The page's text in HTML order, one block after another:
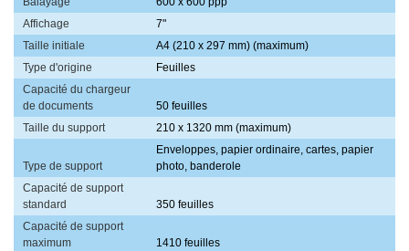
Affichage
7"
Taille initiale
A4 (210 x 297 mm) (maximum)
Type d'origine
Feuilles
Capacité du chargeur
de documents
50 feuilles
Taille du support
210 x 1320 mm (maximum)
Type de support
Enveloppes, papier ordinaire, cartes, papier
photo, banderole
Capacité de support
standard
350 feuilles
Capacité de support
maximum
1410 feuilles